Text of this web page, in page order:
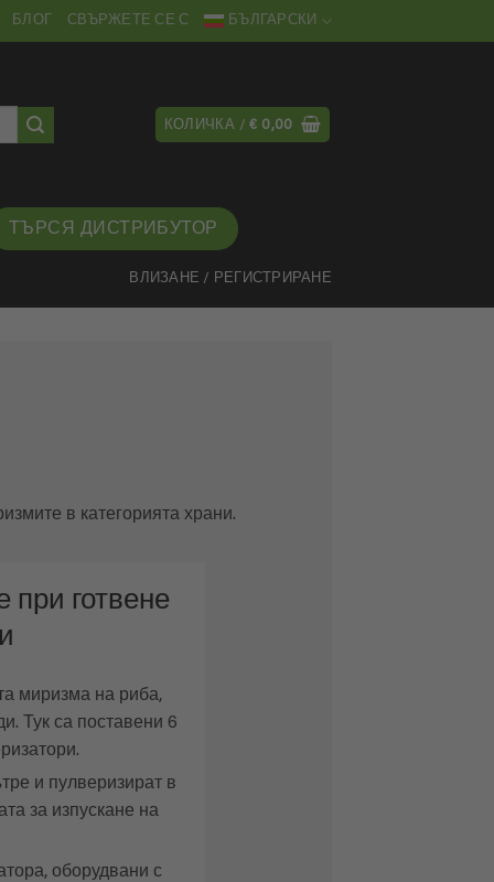
БЛОГ СВЪРЖЕТЕ СЕ С БЪЛГАРСКИ
КОЛИЧКА /€ 0,00
ТЪРСЯ ДИСТРИБУТОР
ВЛИЗАНЕ / РЕГИСТРИРАНЕ
в категорията храни.
при готвене
миризма на риба,
Тук са поставени 6
и пулверизират в
за изпускане на
оборудвани с